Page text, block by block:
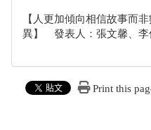
【人更加傾向相信故事而
異】 發表人：張文馨、李
Print this